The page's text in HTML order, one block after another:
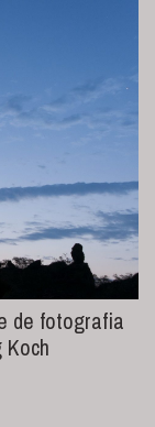
de fotografia